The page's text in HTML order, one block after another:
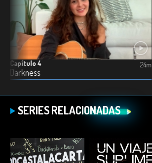
Capítulo 4
Darkness
24m
SERIES RELACIONADAS